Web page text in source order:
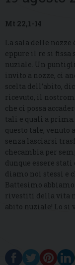
Mt 22,1-14
La sala delle
eppure il re si fissa
nuziale. Un
invito a nozze, ci
scelta dell’abito,
ricevuto, il
che ci possa
tali e quali a prima.
questo tale, venuto
senza lasciarsi
checambia per
dunque essere stati
diamo noi stessi e
Battesimo
rivestiti della vita
abito nuziale! Lo si